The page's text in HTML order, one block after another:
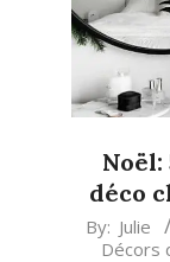
déco
2018-
By: Julie
Décors